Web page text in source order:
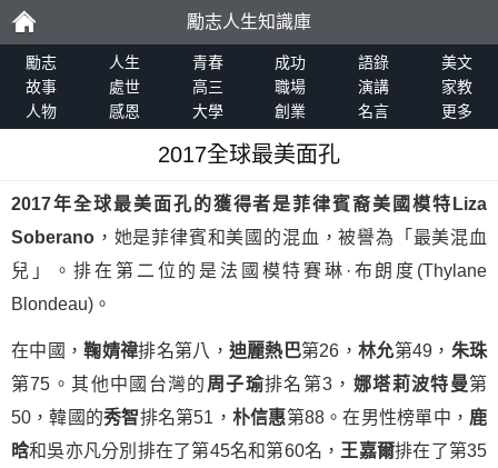
勵
志
勵志人生知識庫
勵志 人生 青春 成功 語錄
美文
故事
處世 高三 職場 演講
家教
人物
感恩 大學 創業 名言 更多
2017全球最美面孔
2017年全球最美面孔的獲得者是菲律賓裔美國模特Liza
Soberano ，她是菲律賓和美國的混血，被譽為「最美混血
兒」。排在第二位的是法國模特賽琳·布朗度(Thylane
Blondeau)。
在中國，鞠婧禕排名第八， 迪麗熱巴第26，林允第49， 朱珠
第75。其他中國台灣的 周子瑜排名第3， 娜塔莉波特曼第
50，韓國的秀智排名第51， 朴信惠第88。在男性榜單中， 鹿
晗和吳亦凡分別排在了第45名和第60名， 王嘉爾排在了第35